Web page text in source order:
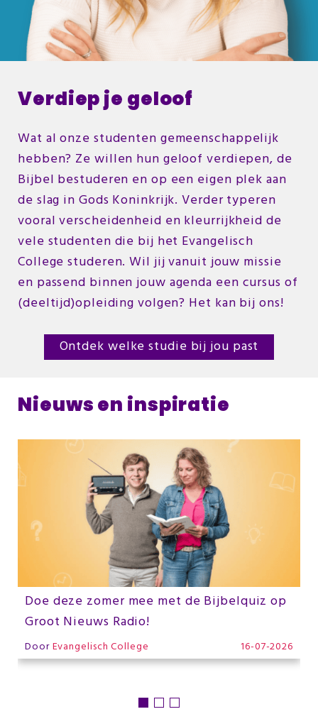
Verdiep je geloof
Wat al onze studenten gemeenschappelijk
hebben? Ze willen hun geloof verdiepen, de
Bijbel bestuderen en op een eigen plek aan
de slag in Gods Koninkrijk. Verder typeren
vooral verscheidenheid en kleurrijkheid de
vele studenten die bij het Evangelisch
College studeren. Wil jij vanuit jouw missie
en passend binnen jouw agenda een cursus of
(deeltijd)opleiding volgen? Het kan bij ons!
Ontdek welke studie bij jou past
Nieuws en inspiratie
Doe deze zomer mee met de Bijbelquiz op
Groot Nieuws Radio!
DoorEvangelisch College 16-07-2026